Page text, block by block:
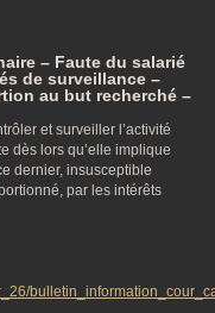
– Faute du salarié
de surveillance –
au but recherché –
et surveiller l’activité
dès lors qu’elle implique
dernier, insusceptible
par les intérêts